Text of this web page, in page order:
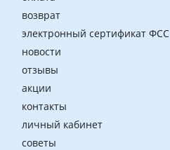
возврат
электронный сертификат ФСС
новости
отзывы
акции
контакты
личный кабинет
советы